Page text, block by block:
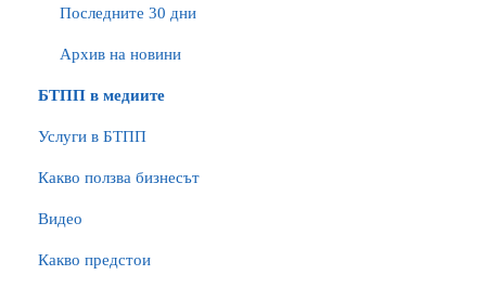
Последните 30 дни
Архив на новини
БTПП в медиите
Услуги в БТПП
Какво ползва бизнесът
Видео
Какво предстои